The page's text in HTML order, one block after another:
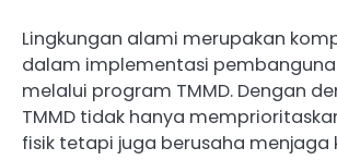
Lingkungan alami merupakan
dalam implementasi
melalui program TMMD. Dengan
TMMD tidak hanya
fisik tetapi juga berusaha menjaga